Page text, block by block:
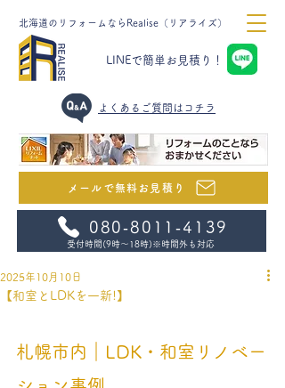
北海道のリフォームならRealise（リアライズ）
メールで無料お見積り
080‐8011‐4139
受付時間(9時～18時) ※時間外も対応
LINEで簡単お見積り！
​よくあるご質問はコチラ
【和室とLDKを一新!】
2025年10月10日
札幌市内｜LDK・和室リノベー